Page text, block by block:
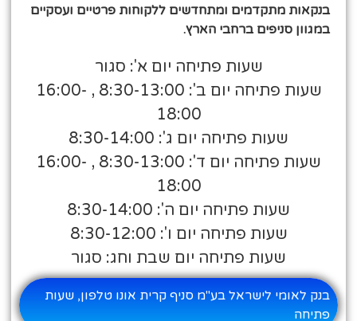
בנקאות מתקדמים ומתחדשים ללקוחות פרטיים ועסקיים
במגוון סניפים ברחבי הארץ.
שעות פתיחה יום א': סגור
שעות פתיחה יום ב': 8:30-13:00 , 16:00-
18:00
שעות פתיחה יום ג': 8:30-14:00
שעות פתיחה יום ד': 8:30-13:00 , 16:00-
18:00
שעות פתיחה יום ה': 8:30-14:00
שעות פתיחה יום ו': 8:30-12:00
שעות פתיחה יום שבת וחג: סגור
בנק לאומי לישראל בע"מ סניף קרית אונו טלפון, שעות
פתיחה